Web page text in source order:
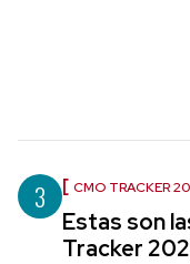
3 CMO TRACKER
Estas son
Tracker